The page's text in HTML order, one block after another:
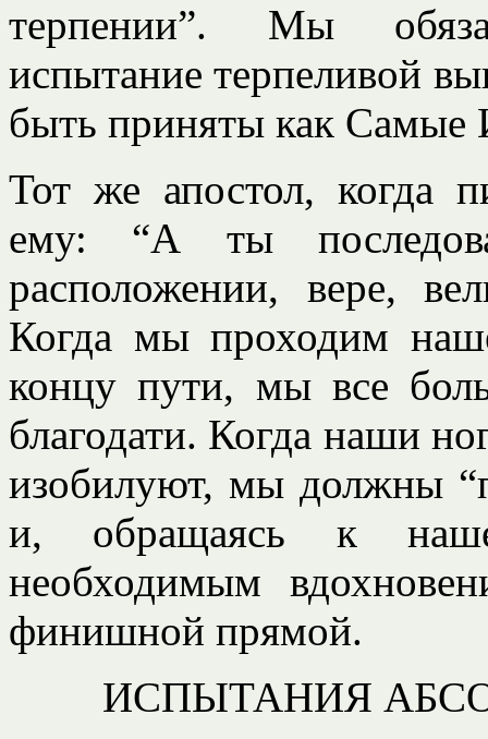
терпении”. Мы
испытание терпеливой
быть приняты как Самые
Тот же апостол, когда
ему: “А ты
расположении, вере,
Когда мы проходим
концу пути, мы все
благодати. Когда наши
изобилуют, мы должны
и, обращаясь к
необходимым
финишной прямой.
ИСПЫТАНИЯ